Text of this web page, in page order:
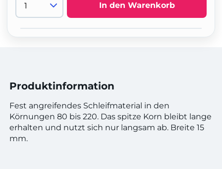
In den Warenkorb
Produktinformation
Fest angreifendes Schleifmaterial in den
Körnungen 80 bis 220. Das spitze Korn bleibt lange
erhalten und nutzt sich nur langsam ab. Breite 15
mm.